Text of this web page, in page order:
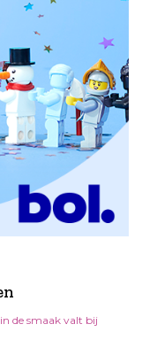
de smaak valt bij